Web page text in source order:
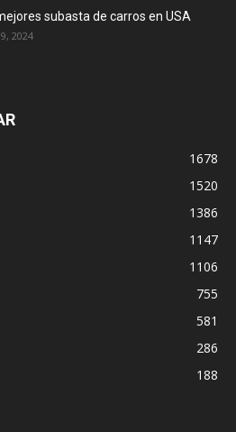
subasta de carros en USA
2024
1678
1520
1386
1147
1106
755
581
286
188